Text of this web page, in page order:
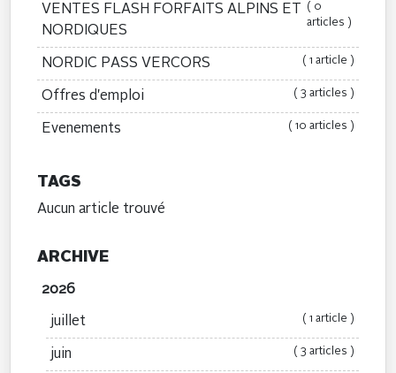
VENTES FLASH FORFAITS ALPINS ET
NORDIQUES
( 0
articles )
NORDIC PASS VERCORS ( 1 article )
Offres d'emploi ( 3 articles )
Evenements ( 10 articles )
TAGS
Aucun article trouvé
ARCHIVE
2026
juillet ( 1 article )
juin ( 3 articles )